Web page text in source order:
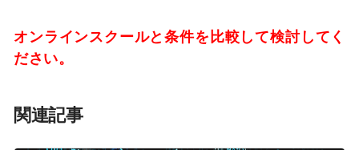
オンラインスクールと条件を比較して検討してく
ださい。
関連記事